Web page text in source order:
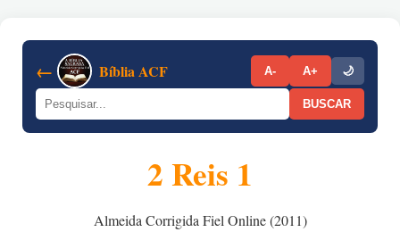
← Bíblia ACF A- A+ 🌙
BUSCAR
2 Reis 1
Almeida Corrigida Fiel Online (2011)